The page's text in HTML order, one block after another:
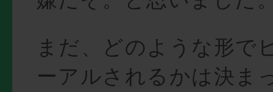
まだ、どのような形で
ーアルされるかは決ま